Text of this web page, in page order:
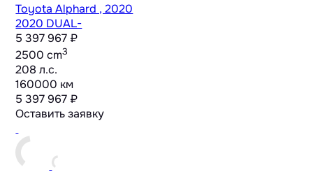
Toyota Alphard , 2020
2020 DUAL-
5 397 967 ₽
2500 cm3
208 л.с.
160000 км
5 397 967 ₽
Оставить заявку